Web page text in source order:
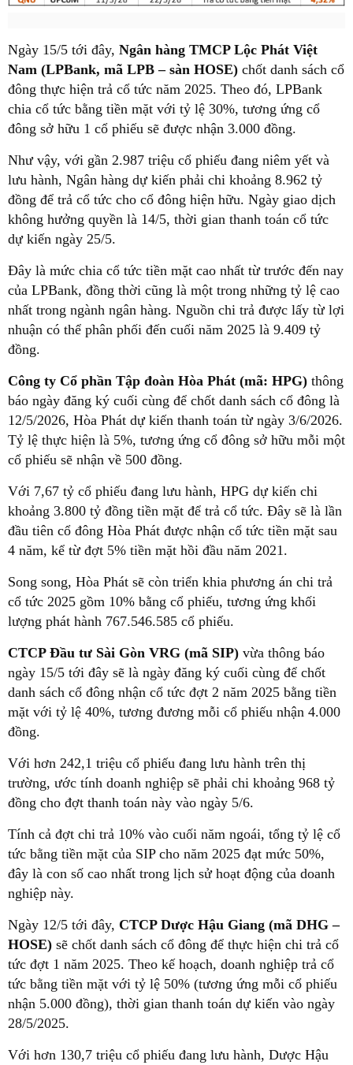
Ngày 15/5 tới đây, Ngân hàng TMCP Lộc Phát Việt
Nam (LPBank, mã LPB – sàn HOSE) chốt danh sách cổ
đông thực hiện trả cổ tức năm 2025. Theo đó, LPBank
chia cổ tức bằng tiền mặt với tỷ lệ 30%, tương ứng cổ
đông sở hữu 1 cổ phiếu sẽ được nhận 3.000 đồng.
Như vậy, với gần 2.987 triệu cổ phiếu đang niêm yết và
lưu hành, Ngân hàng dự kiến phải chi khoảng 8.962 tỷ
đồng để trả cổ tức cho cổ đông hiện hữu. Ngày giao dịch
không hưởng quyền là 14/5, thời gian thanh toán cổ tức
dự kiến ngày 25/5.
Đây là mức chia cổ tức tiền mặt cao nhất từ trước đến nay
của LPBank, đồng thời cũng là một trong những tỷ lệ cao
nhất trong ngành ngân hàng. Nguồn chi trả được lấy từ lợi
nhuận có thể phân phối đến cuối năm 2025 là 9.409 tỷ
đồng.
Công ty Cổ phần Tập đoàn Hòa Phát (mã: HPG) thông
báo ngày đăng ký cuối cùng để chốt danh sách cổ đông là
12/5/2026, Hòa Phát dự kiến thanh toán từ ngày 3/6/2026.
Tỷ lệ thực hiện là 5%, tương ứng cổ đông sở hữu mỗi một
cổ phiếu sẽ nhận về 500 đồng.
Với 7,67 tỷ cổ phiếu đang lưu hành, HPG dự kiến chi
khoảng 3.800 tỷ đồng tiền mặt để trả cổ tức. Đây sẽ là lần
đầu tiên cổ đông Hòa Phát được nhận cổ tức tiền mặt sau
4 năm, kể từ đợt 5% tiền mặt hồi đầu năm 2021.
Song song, Hòa Phát sẽ còn triển khia phương án chi trả
cổ tức 2025 gồm 10% bằng cổ phiếu, tương ứng khối
lượng phát hành 767.546.585 cổ phiếu.
CTCP Đầu tư Sài Gòn VRG (mã SIP) vừa thông báo
ngày 15/5 tới đây sẽ là ngày đăng ký cuối cùng để chốt
danh sách cổ đông nhận cổ tức đợt 2 năm 2025 bằng tiền
mặt với tỷ lệ 40%, tương đương mỗi cổ phiếu nhận 4.000
đồng.
Với hơn 242,1 triệu cổ phiếu đang lưu hành trên thị
trường, ước tính doanh nghiệp sẽ phải chi khoảng 968 tỷ
đồng cho đợt thanh toán này vào ngày 5/6.
Tính cả đợt chi trả 10% vào cuối năm ngoái, tổng tỷ lệ cổ
tức bằng tiền mặt của SIP cho năm 2025 đạt mức 50%,
đây là con số cao nhất trong lịch sử hoạt động của doanh
nghiệp này.
Ngày 12/5 tới đây, CTCP Dược Hậu Giang (mã DHG –
HOSE) sẽ chốt danh sách cổ đông để thực hiện chi trả cổ
tức đợt 1 năm 2025. Theo kế hoạch, doanh nghiệp trả cổ
tức bằng tiền mặt với tỷ lệ 50% (tương ứng mỗi cổ phiếu
nhận 5.000 đồng), thời gian thanh toán dự kiến vào ngày
28/5/2025.
Với hơn 130,7 triệu cổ phiếu đang lưu hành, Dược Hậu